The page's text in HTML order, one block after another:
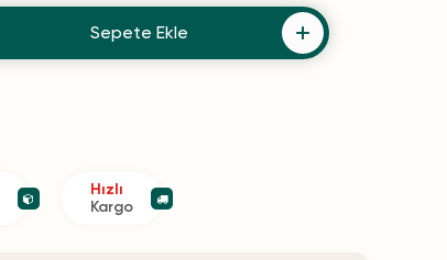
Sepete Ekle
Hızlı
Kargo